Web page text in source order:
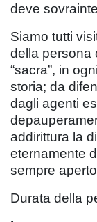
deve
Siamo tutti
della persona
“sacra”, in
storia; da
dagli agenti
addirittura la
eternamente
sempre
Durata della